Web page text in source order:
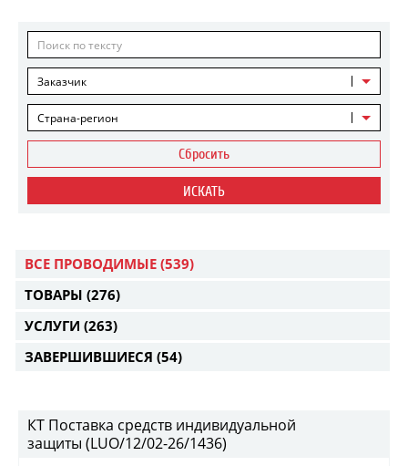
Заказчик
Страна-регион
Сбросить
ИСКАТЬ
ВСЕ ПРОВОДИМЫЕ (539)
ТОВАРЫ (276)
УСЛУГИ (263)
ЗАВЕРШИВШИЕСЯ (54)
КТ Поставка средств индивидуальной
защиты (LUO/12/02-26/1436)